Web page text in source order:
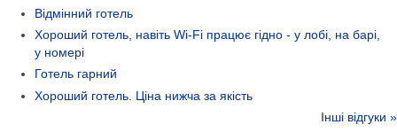
Відмінний готель
Хороший готель, навіть Wi-Fi працює гідно - у лобі, на барі,
у номері
Готель гарний
Хороший готель. Ціна нижча за якість
Інші відгуки »